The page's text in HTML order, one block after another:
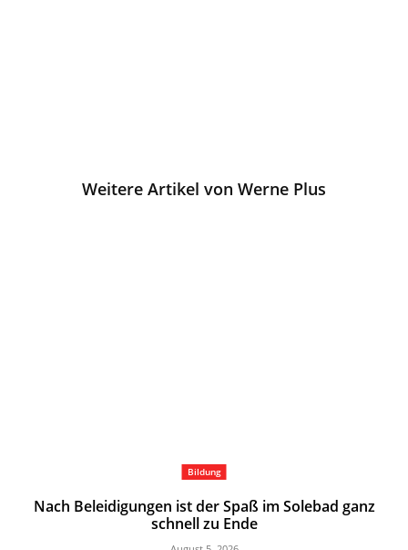
Weitere Artikel von Werne Plus
Bildung
Nach Beleidigungen ist der Spaß im Solebad ganz
schnell zu Ende